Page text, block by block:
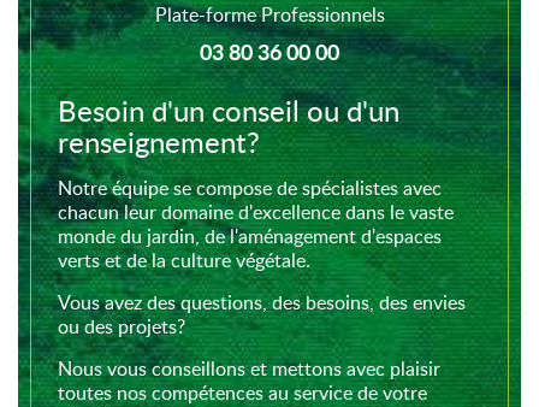
Plate-forme Professionnels
03 80 36 00 00
Besoin d'un conseil ou d'un
renseignement?
Notre équipe se compose de spécialistes avec
chacun leur domaine d'excellence dans le vaste
monde du jardin, de l'aménagement d'espaces
verts et de la culture végétale.
Vous avez des questions, des besoins, des envies
ou des projets?
Nous vous conseillons et mettons avec plaisir
toutes nos compétences au service de votre